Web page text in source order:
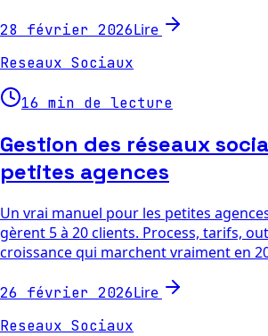
28 février 2026Lire
Reseaux Sociaux
16 min de lecture
Gestion des réseaux
petites agences
Un vrai manuel pour les petites
gèrent 5 à 20 clients. Process, tarifs,
croissance qui marchent vraiment en
26 février 2026Lire
Reseaux Sociaux